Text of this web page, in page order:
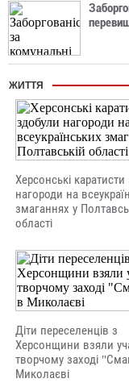
ЖИТТЯ
Херсонські
нагороди на
змаганнях у
області
Діти переселенців з
Херсонщини взяли
творчому заході
Миколаєві